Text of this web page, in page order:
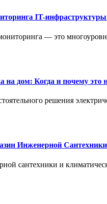
IT-
— это
на дом: Когда и почему это
решения
Инженерной
сантехники и